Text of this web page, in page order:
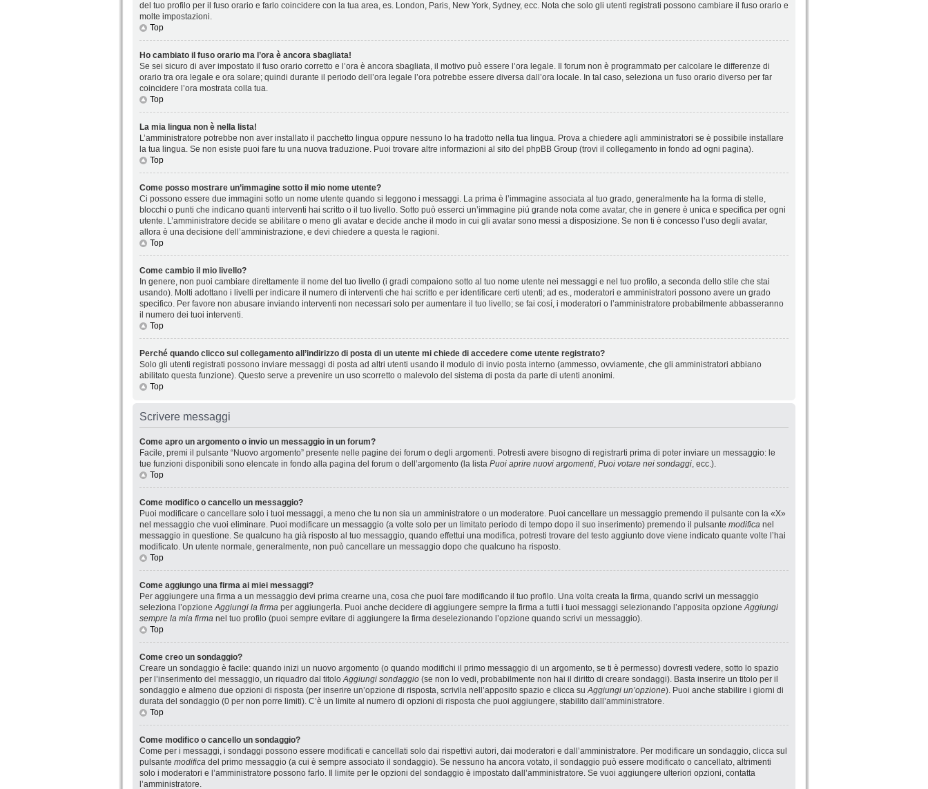
del tuo profilo per il fuso orario e farlo coincidere con la tua area, es. London, Paris, New York, Sydney, ecc. Nota che solo gli utenti registrati possono cambiare il fuso orario e
molte impostazioni.
Top
Ho cambiato il fuso orario ma l’ora è ancora sbagliata!
Se sei sicuro di aver impostato il fuso orario corretto e l’ora è ancora sbagliata, il motivo può essere l’ora legale. Il forum non è programmato per calcolare le differenze di
orario tra ora legale e ora solare; quindi durante il periodo dell’ora legale l’ora potrebbe essere diversa dall’ora locale. In tal caso, seleziona un fuso orario diverso per far
coincidere l’ora mostrata colla tua.
Top
La mia lingua non è nella lista!
L’amministratore potrebbe non aver installato il pacchetto lingua oppure nessuno lo ha tradotto nella tua lingua. Prova a chiedere agli amministratori se è possibile installare
la tua lingua. Se non esiste puoi fare tu una nuova traduzione. Puoi trovare altre informazioni al sito del phpBB Group (trovi il collegamento in fondo ad ogni pagina).
Top
Come posso mostrare un’immagine sotto il mio nome utente?
Ci possono essere due immagini sotto un nome utente quando si leggono i messaggi. La prima è l’immagine associata al tuo grado, generalmente ha la forma di stelle,
blocchi o punti che indicano quanti interventi hai scritto o il tuo livello. Sotto può esserci un’immagine piú grande nota come avatar, che in genere è unica e specifica per ogni
utente. L’amministratore decide se abilitare o meno gli avatar e decide anche il modo in cui gli avatar sono messi a disposizione. Se non ti è concesso l’uso degli avatar,
allora è una decisione dell’amministrazione, e devi chiedere a questa le ragioni.
Top
Come cambio il mio livello?
In genere, non puoi cambiare direttamente il nome del tuo livello (i gradi compaiono sotto al tuo nome utente nei messaggi e nel tuo profilo, a seconda dello stile che stai
usando). Molti adottano i livelli per indicare il numero di interventi che hai scritto e per identificare certi utenti; ad es., moderatori e amministratori possono avere un grado
specifico. Per favore non abusare inviando interventi non necessari solo per aumentare il tuo livello; se fai cosí, i moderatori o l’amministratore probabilmente abbasseranno
il numero dei tuoi interventi.
Top
Perché quando clicco sul collegamento all’indirizzo di posta di un utente mi chiede di accedere come utente registrato?
Solo gli utenti registrati possono inviare messaggi di posta ad altri utenti usando il modulo di invio posta interno (ammesso, ovviamente, che gli amministratori abbiano
abilitato questa funzione). Questo serve a prevenire un uso scorretto o malevolo del sistema di posta da parte di utenti anonimi.
Top
Scrivere messaggi
Come apro un argomento o invio un messaggio in un forum?
Facile, premi il pulsante “Nuovo argomento” presente nelle pagine dei forum o degli argomenti. Potresti avere bisogno di registrarti prima di poter inviare un messaggio: le
tue funzioni disponibili sono elencate in fondo alla pagina del forum o dell’argomento (la lista Puoi aprire nuovi argomenti, Puoi votare nei sondaggi, ecc.).
Top
Come modifico o cancello un messaggio?
Puoi modificare o cancellare solo i tuoi messaggi, a meno che tu non sia un amministratore o un moderatore. Puoi cancellare un messaggio premendo il pulsante con la «X»
nel messaggio che vuoi eliminare. Puoi modificare un messaggio (a volte solo per un limitato periodo di tempo dopo il suo inserimento) premendo il pulsante modifica nel
messaggio in questione. Se qualcuno ha già risposto al tuo messaggio, quando effettui una modifica, potresti trovare del testo aggiunto dove viene indicato quante volte l’hai
modificato. Un utente normale, generalmente, non può cancellare un messaggio dopo che qualcuno ha risposto.
Top
Come aggiungo una firma ai miei messaggi?
Per aggiungere una firma a un messaggio devi prima crearne una, cosa che puoi fare modificando il tuo profilo. Una volta creata la firma, quando scrivi un messaggio
seleziona l’opzioneAggiungi la firma per aggiungerla. Puoi anche decidere di aggiungere sempre la firma a tutti i tuoi messaggi selezionando l’apposita opzioneAggiungi
sempre la mia firma nel tuo profilo (puoi sempre evitare di aggiungere la firma deselezionando l’opzione quando scrivi un messaggio).
Top
Come creo un sondaggio?
Creare un sondaggio è facile: quando inizi un nuovo argomento (o quando modifichi il primo messaggio di un argomento, se ti è permesso) dovresti vedere, sotto lo spazio
per l’inserimento del messaggio, un riquadro dal titoloAggiungi sondaggio (se non lo vedi, probabilmente non hai il diritto di creare sondaggi). Basta inserire un titolo per il
sondaggio e almeno due opzioni di risposta (per inserire un’opzione di risposta, scrivila nell’apposito spazio e clicca suAggiungi un’opzione). Puoi anche stabilire i giorni di
durata del sondaggio (0 per non porre limiti). C’è un limite al numero di opzioni di risposta che puoi aggiungere, stabilito dall’amministratore.
Top
Come modifico o cancello un sondaggio?
Come per i messaggi, i sondaggi possono essere modificati e cancellati solo dai rispettivi autori, dai moderatori e dall’amministratore. Per modificare un sondaggio, clicca sul
pulsante modifica del primo messaggio (a cui è sempre associato il sondaggio). Se nessuno ha ancora votato, il sondaggio può essere modificato o cancellato, altrimenti
solo i moderatori e l’amministratore possono farlo. Il limite per le opzioni del sondaggio è impostato dall’amministratore. Se vuoi aggiungere ulteriori opzioni, contatta
l’amministratore.